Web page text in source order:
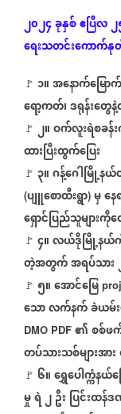
၂၀၂၄ခုနှစ်ဧပြီလ
ရေးသတင်းကောက်နုတ်
🚩 ၁။အနောက်မြော
ရော့ကတ်၊ဒရုန်းတွ
🚩 ၂။ဝက်လူးရဲစခ
ထားပြီးထွက်ပြေး
🚩 ၃။ဂန့်ဂေါမြို့န
(ပျူစောထီးရွာ) မှန
ရှောင်ပြည်သူများကိုတွ
🚩 ၄။လယ်ဒိုမြို့နယ်
တဲ့အတွက်အရပ်သား
🚩 ၅။အောင်မြေ
သောလက်နက်ခဲယမ်
DMO PDF ၏စစ်ဖ
တပ်သားသစ်များအား
🚩 ၆။ရွှေပေါက္ကံနယ်
မှုရဲ၂ဦး ပြင်းထန်